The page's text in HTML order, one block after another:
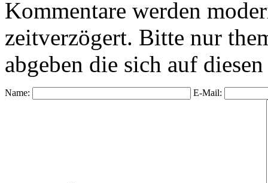
Kommentare werden
zeitverzögert. Bitte nur
abgeben die sich auf
Name: E-Mail: